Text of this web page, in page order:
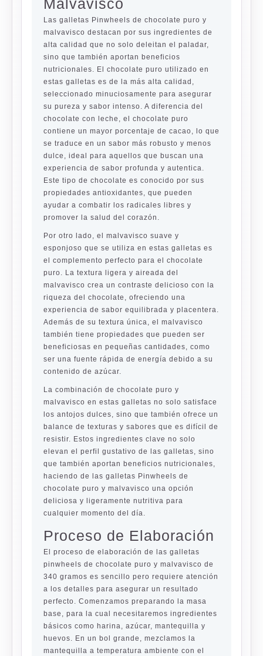
Malvavisco
Las galletas Pinwheels de chocolate puro y
malvavisco destacan por sus ingredientes de
alta calidad que no solo deleitan el paladar,
sino que también aportan beneficios
nutricionales. El chocolate puro utilizado en
estas galletas es de la más alta calidad,
seleccionado minuciosamente para asegurar
su pureza y sabor intenso. A diferencia del
chocolate con leche, el chocolate puro
contiene un mayor porcentaje de cacao, lo que
se traduce en un sabor más robusto y menos
dulce, ideal para aquellos que buscan una
experiencia de sabor profunda y autentica.
Este tipo de chocolate es conocido por sus
propiedades antioxidantes, que pueden
ayudar a combatir los radicales libres y
promover la salud del corazón.
Por otro lado, el malvavisco suave y
esponjoso que se utiliza en estas galletas es
el complemento perfecto para el chocolate
puro. La textura ligera y aireada del
malvavisco crea un contraste delicioso con la
riqueza del chocolate, ofreciendo una
experiencia de sabor equilibrada y placentera.
Además de su textura única, el malvavisco
también tiene propiedades que pueden ser
beneficiosas en pequeñas cantidades, como
ser una fuente rápida de energía debido a su
contenido de azúcar.
La combinación de chocolate puro y
malvavisco en estas galletas no solo satisface
los antojos dulces, sino que también ofrece un
balance de texturas y sabores que es difícil de
resistir. Estos ingredientes clave no solo
elevan el perfil gustativo de las galletas, sino
que también aportan beneficios nutricionales,
haciendo de las galletas Pinwheels de
chocolate puro y malvavisco una opción
deliciosa y ligeramente nutritiva para
cualquier momento del día.
Proceso de Elaboración
El proceso de elaboración de las galletas
pinwheels de chocolate puro y malvavisco de
340 gramos es sencillo pero requiere atención
a los detalles para asegurar un resultado
perfecto. Comenzamos preparando la masa
base, para la cual necesitaremos ingredientes
básicos como harina, azúcar, mantequilla y
huevos. En un bol grande, mezclamos la
mantequilla a temperatura ambiente con el